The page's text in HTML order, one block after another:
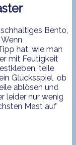
Bento,
hat, wie man
mit Feutigkeit
teile
Glücksspiel, ob
ablösen und
leider nur wenig
Mast auf